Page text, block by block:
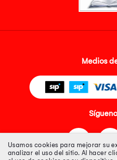
Medios
Usamos cookies para mejorar su
analizar el uso del sitio. Al hacer